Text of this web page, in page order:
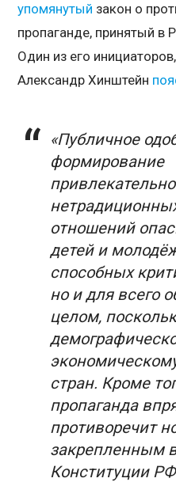
упомянутый закон о
пропаганде, принятый в
Один из его
Александр Хинштейн
«Публичное
формирование
отношений
детей и
способных
но и для всего
целом,
стран. Кроме
пропаганда
противоречит
закрепленным
Конституции